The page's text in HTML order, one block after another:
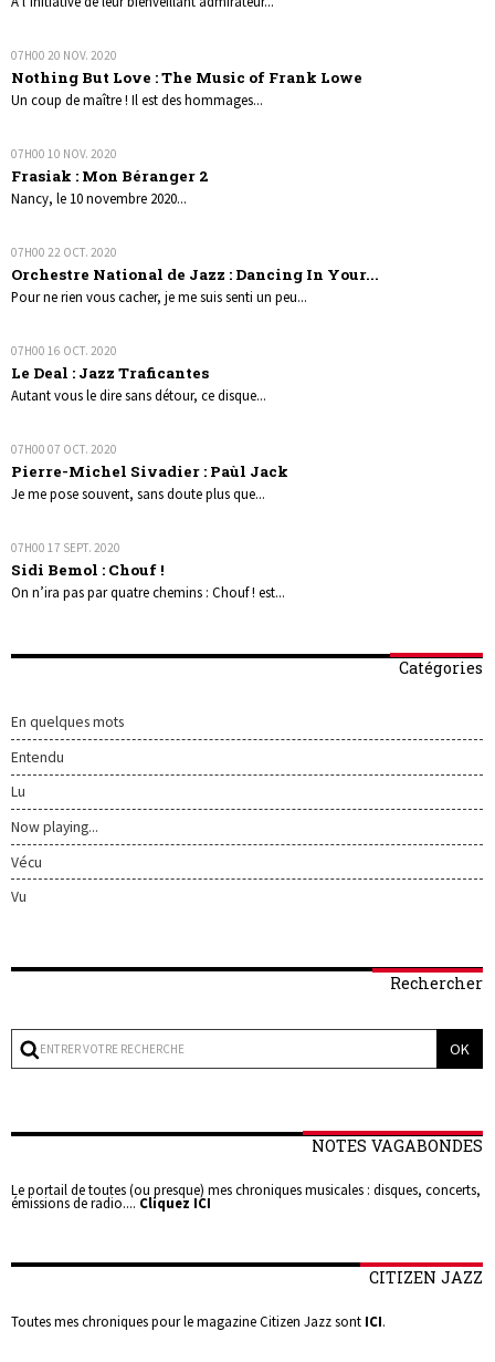
07H00 20 NOV. 2020
Nothing But Love : The Music of Frank Lowe
Un coup de maître ! Il est des hommages...
07H00 10 NOV. 2020
Frasiak : Mon Béranger 2
Nancy, le 10 novembre 2020...
07H00 22 OCT. 2020
Orchestre National de Jazz : Dancing In Your...
Pour ne rien vous cacher, je me suis senti un peu...
07H00 16 OCT. 2020
Le Deal : Jazz Traficantes
Autant vous le dire sans détour, ce disque...
07H00 07 OCT. 2020
Pierre-Michel Sivadier : Paùl Jack
Je me pose souvent, sans doute plus que...
07H00 17 SEPT. 2020
Sidi Bemol : Chouf !
On n’ira pas par quatre chemins : Chouf ! est...
Catégories
En quelques mots
Entendu
Lu
Now playing...
Vécu
Vu
Rechercher
NOTES VAGABONDES
Le portail de toutes (ou presque) mes chroniques musicales : disques, concerts,
émissions de radio.... Cliquez ICI
CITIZEN JAZZ
Toutes mes chroniques pour le magazine Citizen Jazz sont ICI.